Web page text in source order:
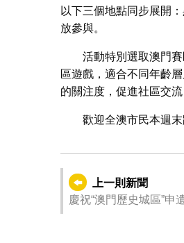
以下三個地點同步展開
放參與。
活動特別選取澳門
區遊戲，適合不同年齡
的關注度，促進社區交
歡迎全澳市民本週
上一則新聞
慶祝“澳門歷史城區”